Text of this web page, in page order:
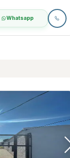
Whatsapp